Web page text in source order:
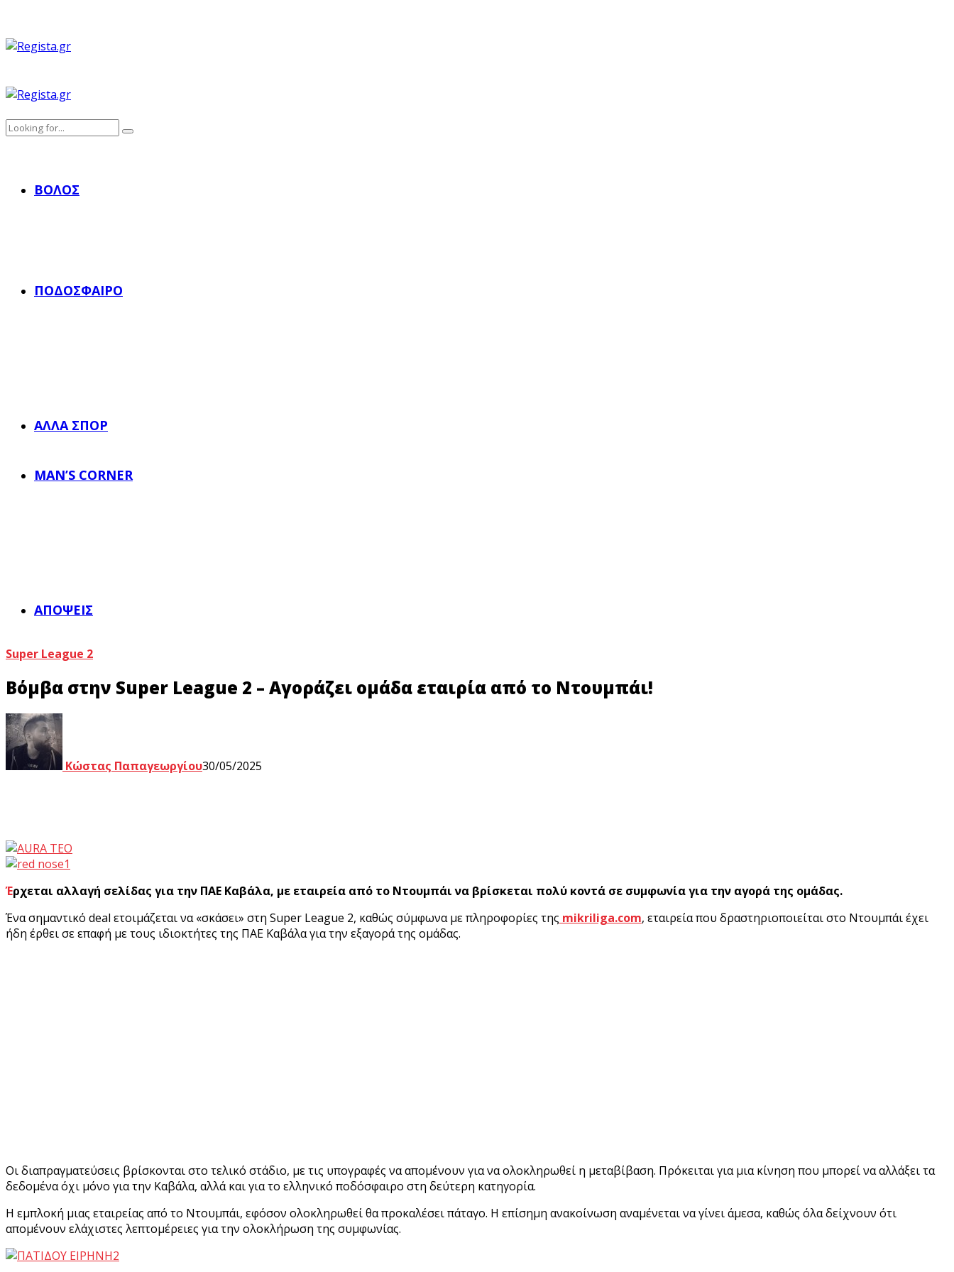
ΒΌΛΟΣ
ΠΟΔΌΣΦΑΙΡΟ
ΆΛΛΑ ΣΠΟΡ
MAN’S CORNER
ΑΠΌΨΕΙΣ
Super League 2
Βόμβα στην Super League 2 – Αγοράζει ομάδα εταιρία από το Ντουμπάι!
Κώστας Παπαγεωργίου30/05/2025
Έρχεται αλλαγή σελίδας για την ΠΑΕ Καβάλα, με εταιρεία από το Ντουμπάι να βρίσκεται πολύ κοντά σε συμφωνία για την αγορά της ομάδας.
Ένα σημαντικό deal ετοιμάζεται να «σκάσει» στη Super League 2, καθώς σύμφωνα με πληροφορίες της mikriliga.com, εταιρεία που δραστηριοποιείται στο Ντουμπάι έχει
ήδη έρθει σε επαφή με τους ιδιοκτήτες της ΠΑΕ Καβάλα για την εξαγορά της ομάδας.
Οι διαπραγματεύσεις βρίσκονται στο τελικό στάδιο, με τις υπογραφές να απομένουν για να ολοκληρωθεί η μεταβίβαση. Πρόκειται για μια κίνηση που μπορεί να αλλάξει τα
δεδομένα όχι μόνο για την Καβάλα, αλλά και για το ελληνικό ποδόσφαιρο στη δεύτερη κατηγορία.
Η εμπλοκή μιας εταιρείας από το Ντουμπάι, εφόσον ολοκληρωθεί θα προκαλέσει πάταγο. Η επίσημη ανακοίνωση αναμένεται να γίνει άμεσα, καθώς όλα δείχνουν ότι
απομένουν ελάχιστες λεπτομέρειες για την ολοκλήρωση της συμφωνίας.